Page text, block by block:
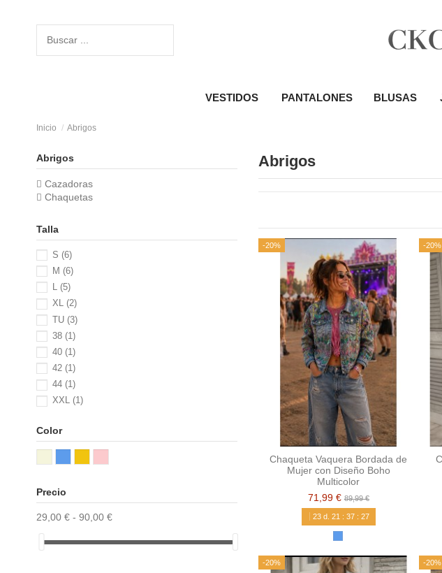
VESTIDOS PANTALONES BLUSAS
Inicio Abrigos
Abrigos
-20%
Chaqueta Vaquera Bordada de
Mujer con Diseño Boho
Multicolor
71,99 € 89,99 €
23 d. 21 :37 :26
-20%
-20% -20%
Abrigos
Cazadoras
Chaquetas
Talla
S (6)
M (6)
L (5)
XL (2)
TU (3)
38 (1)
40 (1)
42 (1)
44 (1)
XXL (1)
Color
Precio
29,00 € - 90,00 €